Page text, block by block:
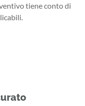
tiene conto di